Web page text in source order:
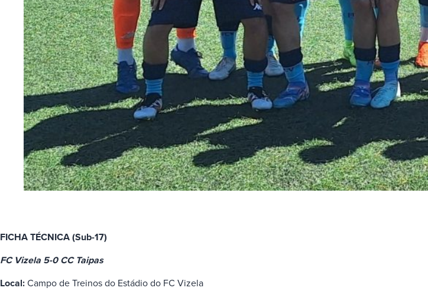
FICHA TÉCNICA (Sub-17)
FC Vizela 5-0 CC Taipas
Local:Campo de Treinos do Estádio do FC Vizela